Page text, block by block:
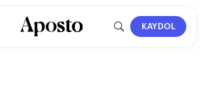
KAYDOL